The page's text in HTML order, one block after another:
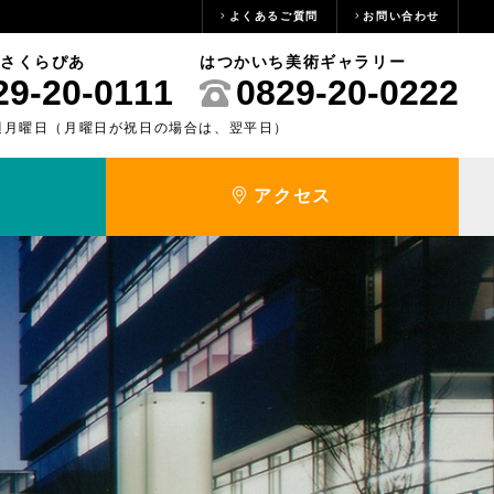
よくあるご質問 お問い合わせ
くらぴあ
20-0111
はつかいち美術ギャラリー
0829-20-0222
曜日（月曜日が祝日の場合は、翌平日）
施設紹介
アクセス